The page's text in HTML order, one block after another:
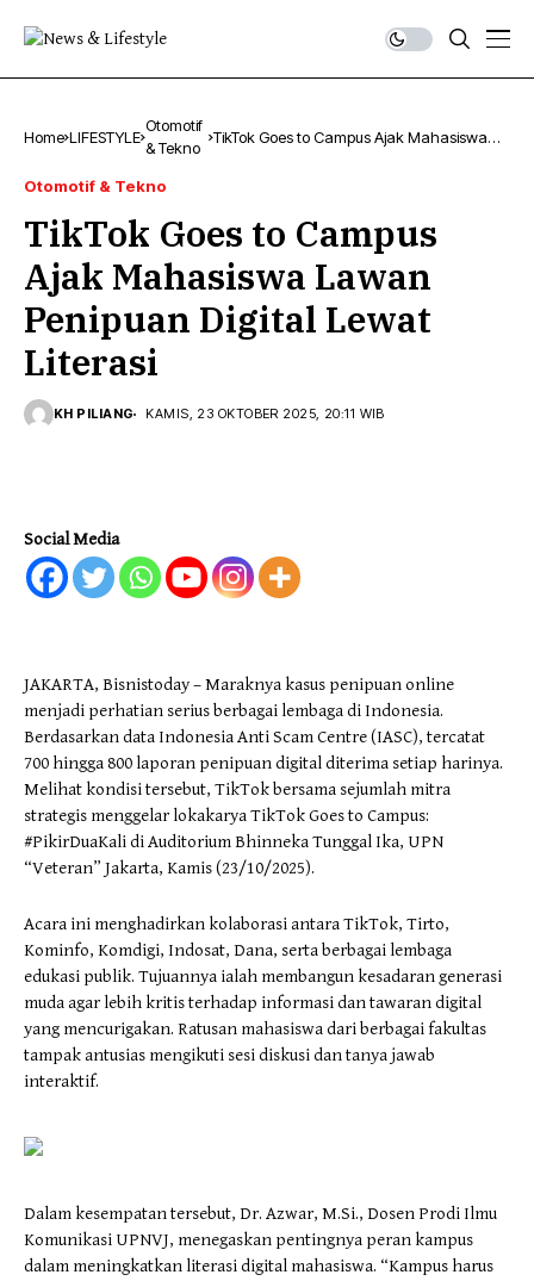
Home LIFESTYLE
Otomotif
& Tekno
TikTok Goes to Campus Ajak Mahasiswa
Otomotif & Tekno
TikTok Goes to Campus
Ajak Mahasiswa Lawan
Penipuan Digital Lewat
Literasi
KH PILIANG KAMIS, 23 OKTOBER 2025, 20:11 WIB
Social Media
JAKARTA, Bisnistoday – Maraknya kasus penipuan online
menjadi perhatian serius berbagai lembaga di Indonesia.
Berdasarkan data Indonesia Anti Scam Centre (IASC), tercatat
700 hingga 800 laporan penipuan digital diterima setiap harinya.
Melihat kondisi tersebut, TikTok bersama sejumlah mitra
strategis menggelar lokakarya TikTok Goes to Campus:
#PikirDuaKali di Auditorium Bhinneka Tunggal Ika, UPN
“Veteran” Jakarta, Kamis (23/10/2025).
Acara ini menghadirkan kolaborasi antara TikTok, Tirto,
Kominfo, Komdigi, Indosat, Dana, serta berbagai lembaga
edukasi publik. Tujuannya ialah membangun kesadaran generasi
muda agar lebih kritis terhadap informasi dan tawaran digital
yang mencurigakan. Ratusan mahasiswa dari berbagai fakultas
tampak antusias mengikuti sesi diskusi dan tanya jawab
interaktif.
Dalam kesempatan tersebut, Dr. Azwar, M.Si., Dosen Prodi Ilmu
Komunikasi UPNVJ, menegaskan pentingnya peran kampus
dalam meningkatkan literasi digital mahasiswa. “Kampus harus